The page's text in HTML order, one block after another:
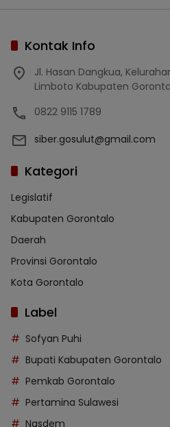
Kontak Info
Jl. Hasan Dangkua,
Limboto Kabupaten
0822 9115 1789
siber.gosulut@gmail.com
Kategori
Legislatif
Kabupaten Gorontalo
Daerah
Provinsi Gorontalo
Kota Gorontalo
Label
Sofyan Puhi
Bupati Kabupaten Gorontalo
Pemkab Gorontalo
Pertamina Sulawesi
Nasdem